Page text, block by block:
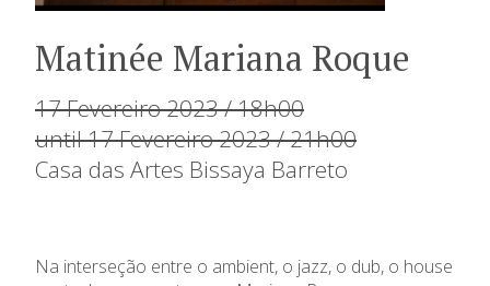
Matinée Mariana Roque
17 Fevereiro 2023 / 18h00
until 17 Fevereiro 2023 / 21h00
Casa das Artes Bissaya Barreto
Na interseção entre o ambient, o jazz, o dub, o house